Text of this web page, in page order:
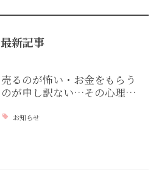
最新記事
売るのが怖い・お金をもらう
のが申し訳ない…その心理…
お知らせ